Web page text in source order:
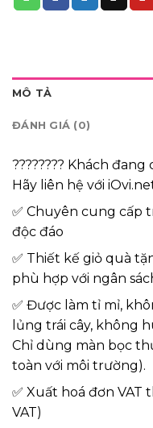
MÔ TẢ
ĐÁNH GIÁ (0)
???????? Khách
Hãy liên hệ với
✅ Chuyên cung cấp
độc đáo
✅ Thiết kế giỏ quà
phù hợp với ngân
✅ Được làm tỉ mỉ,
lủng trái cây, không
Chỉ dùng màn bọc
toàn với môi trường).
✅ Xuất hoá đơn VAT
VAT)